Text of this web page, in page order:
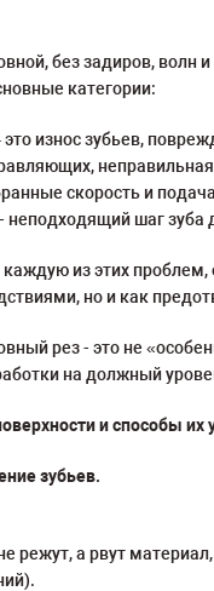
без задиров,
категории:
это износ зубьев,
скорость и
- неподходящий шаг зуба
каждую из этих
но и как
рез - это не
на должный
и способы их
зубьев.
режут, а рвут